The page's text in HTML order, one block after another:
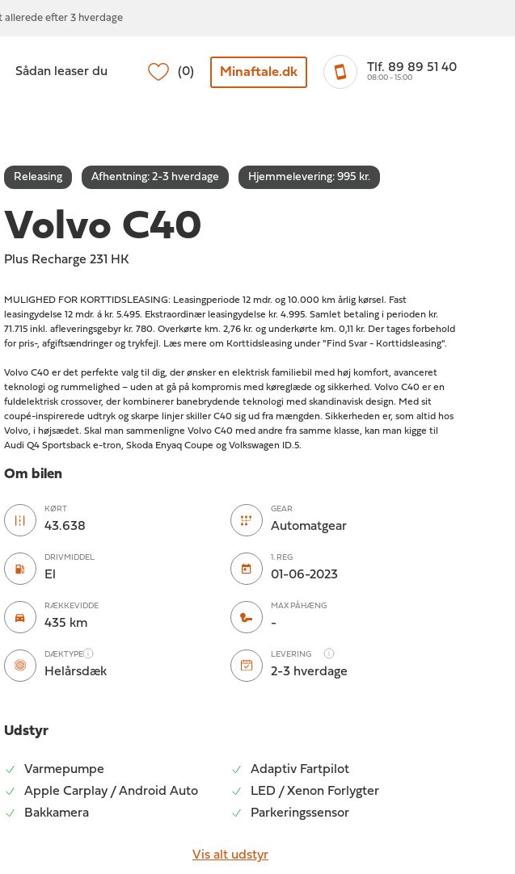
allerede efter 3 hverdage
Sådan leaser du (0) Minaftale.dk Tlf. 89 89 51 40
08:00 - 15:00
Releasing Afhentning: 2-3 hverdage Hjemmelevering: 995 kr.
Volvo C40
Plus Recharge 231 HK
MULIGHED FOR KORTTIDSLEASING: Leasingperiode 12 mdr. og 10.000 km årlig kørsel. Fast
leasingydelse 12 mdr. á kr. 5.495. Ekstraordinær leasingydelse kr. 4.995. Samlet betaling i perioden kr.
71.715 inkl. afleveringsgebyr kr. 780. Overkørte km. 2,76 kr. og underkørte km. 0,11 kr. Der tages forbehold
for pris-, afgiftsændringer og trykfejl. Læs mere om Korttidsleasing under "Find Svar - Korttidsleasing".
Volvo C40 er det perfekte valg til dig, der ønsker en elektrisk familiebil med høj komfort, avanceret
teknologi og rummelighed – uden at gå på kompromis med køreglæde og sikkerhed. Volvo C40 er en
fuldelektrisk crossover, der kombinerer banebrydende teknologi med skandinavisk design. Med sit
coupé-inspirerede udtryk og skarpe linjer skiller C40 sig ud fra mængden. Sikkerheden er, som altid hos
Volvo, i højsædet. Skal man sammenligne Volvo C40 med andre fra samme klasse, kan man kigge til
Audi Q4 Sportsback e-tron, Skoda Enyaq Coupe og Volkswagen ID.5.
Om bilen
KØRT
43.638
DRIVMIDDEL
El
RÆKKEVIDDE
435 km
DÆKTYPE
Helårsdæk
GEAR
Automatgear
1. REG
01-06-2023
MAX PÅHÆNG
-
LEVERING
2-3 hverdage
Udstyr
Varmepumpe
Adaptiv Fartpilot
Apple Carplay / Android Auto
LED / Xenon Forlygter
Bakkamera
Parkeringssensor
Vis alt udstyr